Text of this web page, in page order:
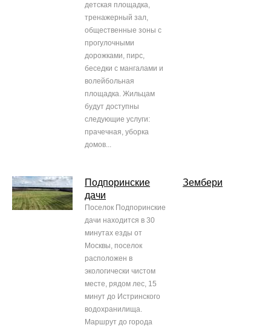
детская площадка,
тренажерный зал,
общественные зоны с
прогулочными
дорожками, пирс,
беседки с мангалами и
волейбольная
площадка. Жильцам
будут доступны
следующие услуги:
прачечная, уборка
домов...
Подпоринские
дачи
Поселок Подпоринские
дачи находится в 30
минутах езды от
Москвы, поселок
расположен в
экологически чистом
месте, рядом лес, 15
минут до Истринского
водохранилища.
Маршрут до города
Зембери